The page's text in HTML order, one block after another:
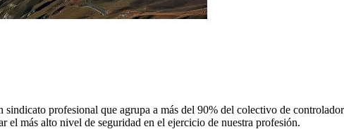
profesional que agrupa a más del 90% del colectivo de
el más alto nivel de seguridad en el ejercicio de nuestra profesión.